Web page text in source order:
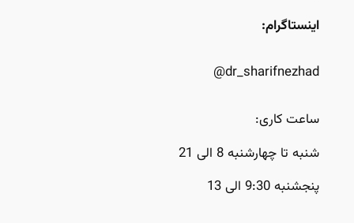
اینستاگرام:
dr_sharifnezhad@
ساعت کاری:
شنبه تا چهارشنبه 8 الی 21
پنجشنبه 9:30 الی 13